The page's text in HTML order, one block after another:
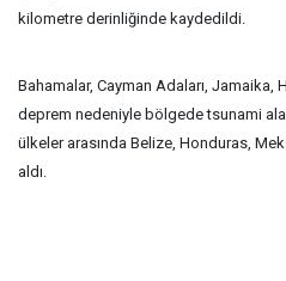
kilometre derinliğinde kaydedildi.
Bahamalar, Cayman Adaları,
deprem nedeniyle bölgede tsunami
ülkeler arasında Belize, Honduras,
aldı.